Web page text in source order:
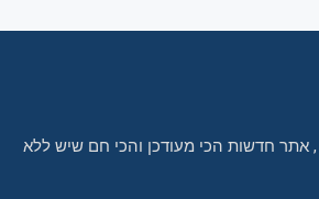
חדשות הכי מעודכן והכי חם שיש ללא